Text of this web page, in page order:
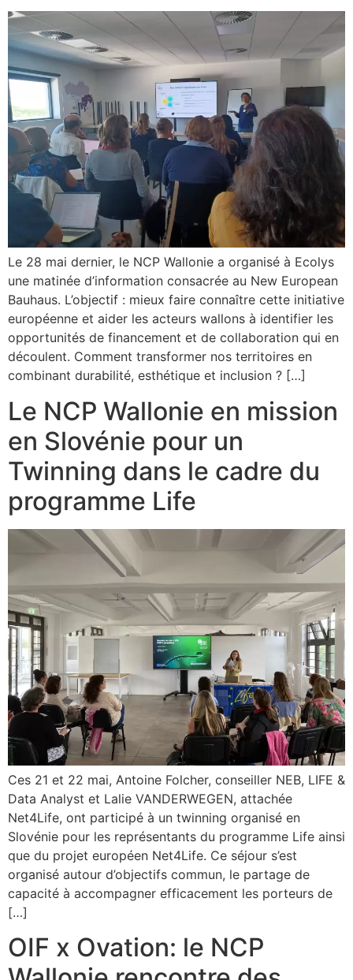
Le 28 mai dernier, le NCP Wallonie a organisé à Ecolys
une matinée d’information consacrée au New European
Bauhaus. L’objectif : mieux faire connaître cette initiative
européenne et aider les acteurs wallons à identifier les
opportunités de financement et de collaboration qui en
découlent. Comment transformer nos territoires en
combinant durabilité, esthétique et inclusion ? […]
Le NCP Wallonie en mission
en Slovénie pour un
Twinning dans le cadre du
programme Life
Ces 21 et 22 mai, Antoine Folcher, conseiller NEB, LIFE &
Data Analyst et Lalie VANDERWEGEN, attachée
Net4Life, ont participé à un twinning organisé en
Slovénie pour les représentants du programme Life ainsi
que du projet européen Net4Life. Ce séjour s’est
organisé autour d’objectifs commun, le partage de
capacité à accompagner efficacement les porteurs de
[…]
OIF x Ovation: le NCP